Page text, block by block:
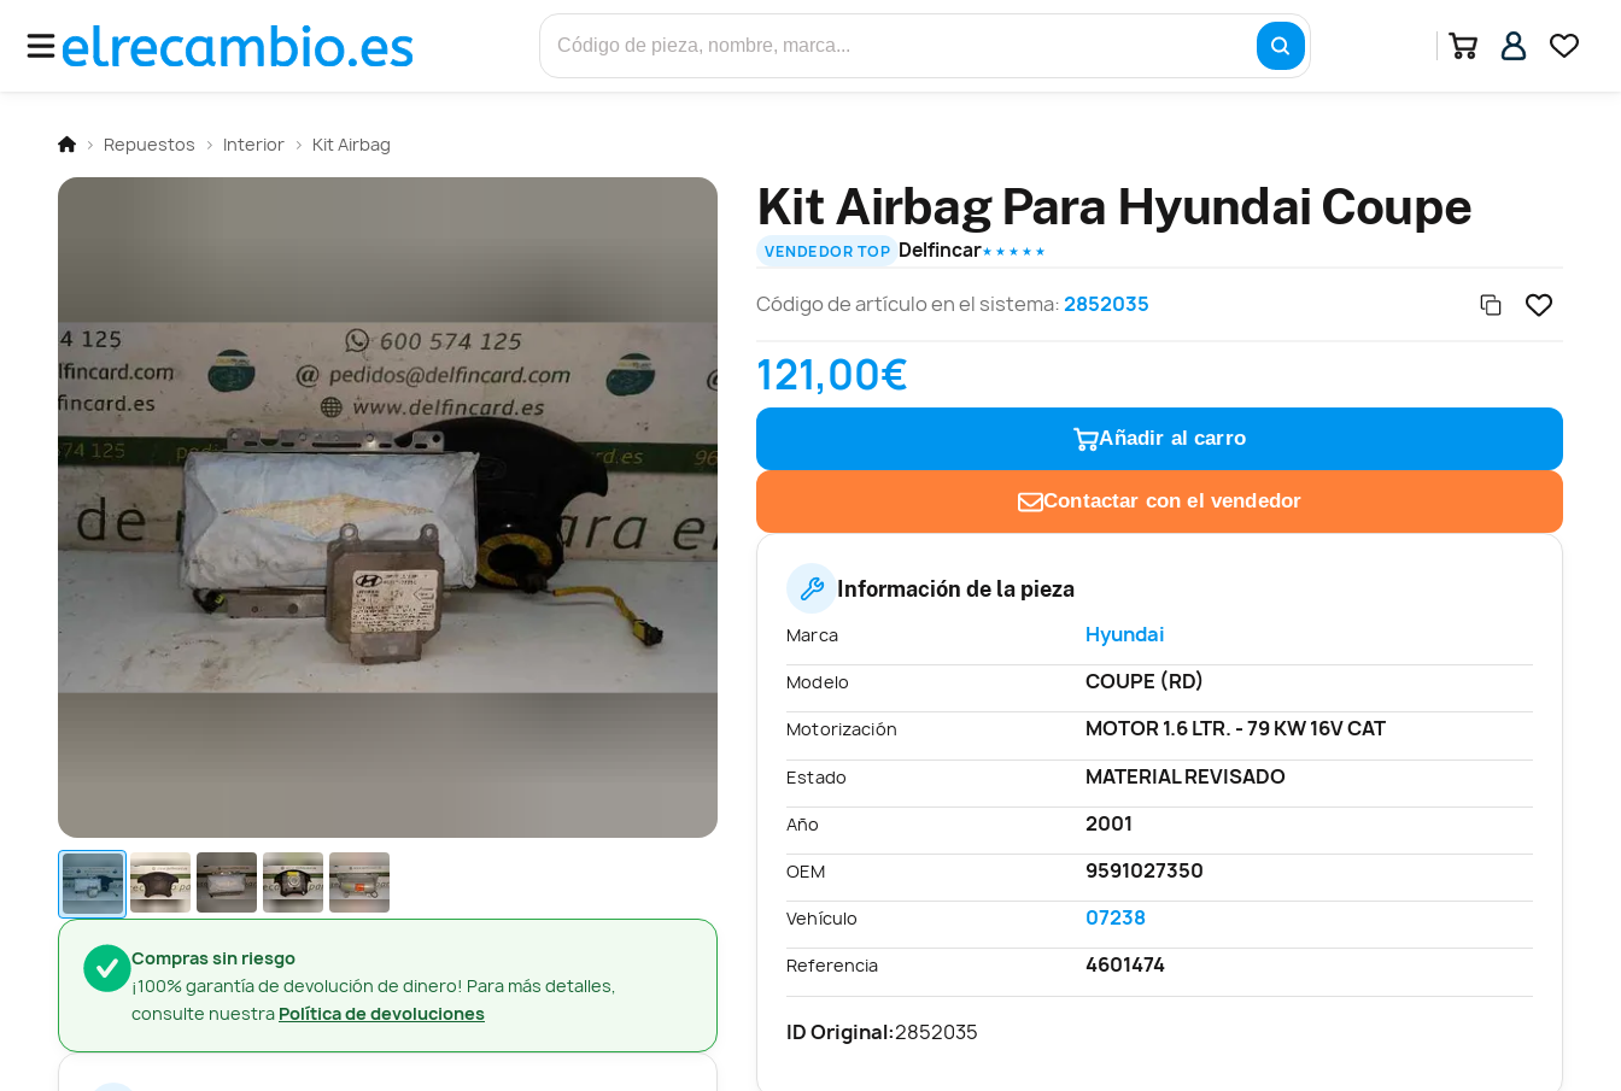
Repuestos Interior Kit Airbag
Compras sin riesgo
¡100% garantía de devolución de dinero! Para más detalles,
consulte nuestra Política de devoluciones
Kit Airbag Para Hyundai Coupe
VENDEDOR TOP Delfincar★ ★ ★ ★ ★
Código de artículo en el sistema:2852035
121,00€
Añadir al carro
Contactar con el vendedor
Información de la pieza
Marca Hyundai
Modelo COUPE (RD)
Motorización MOTOR 1.6 LTR. - 79 KW 16V CAT
Estado MATERIAL REVISADO
Año 2001
OEM 9591027350
Vehículo 07238
Referencia 4601474
ID Original:2852035